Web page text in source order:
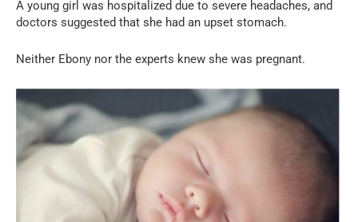
A young girl was hospitalized due to severe headaches, and
doctors suggested that she had an upset stomach.
Neither Ebony nor the experts knew she was pregnant.